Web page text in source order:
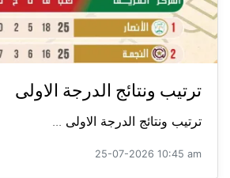
ترتيب ونتائج الدرجة الاولى
ترتيب ونتائج الدرجة الاولى ...
25-07-2026 10:45 am